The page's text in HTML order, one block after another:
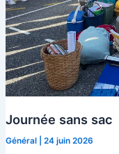
Journée sans sac
Général| 24 juin 2026